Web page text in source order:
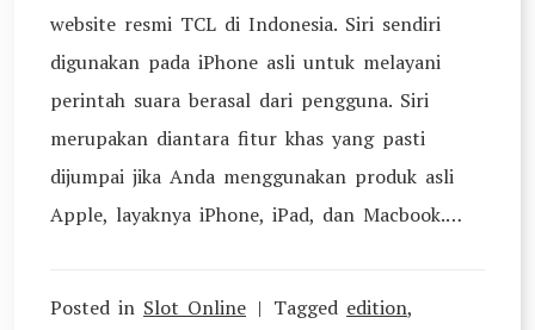
website resmi TCL di Indonesia. Siri sendiri
digunakan pada iPhone asli untuk melayani
perintah suara berasal dari pengguna. Siri
merupakan diantara fitur khas yang pasti
dijumpai jika Anda menggunakan produk asli
Apple, layaknya iPhone, iPad, dan Macbook.…
Posted in Slot Online Tagged edition,